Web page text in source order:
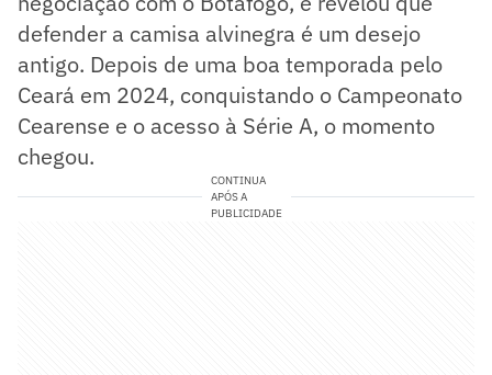
defender a camisa alvinegra é um desejo
antigo. Depois de uma boa temporada pelo
Ceará em 2024, conquistando o Campeonato
Cearense e o acesso à Série A, o momento
chegou.
CONTINUA
APÓS A
PUBLICIDADE